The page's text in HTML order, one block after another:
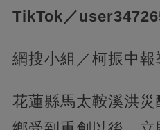
TikTok／
網搜小組／柯振中報
花蓮縣馬太鞍溪洪